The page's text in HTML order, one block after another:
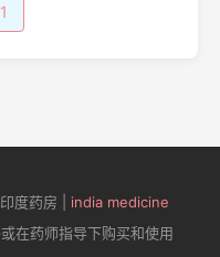
1
度药房 | india medicine
在药师指导下购买和使用